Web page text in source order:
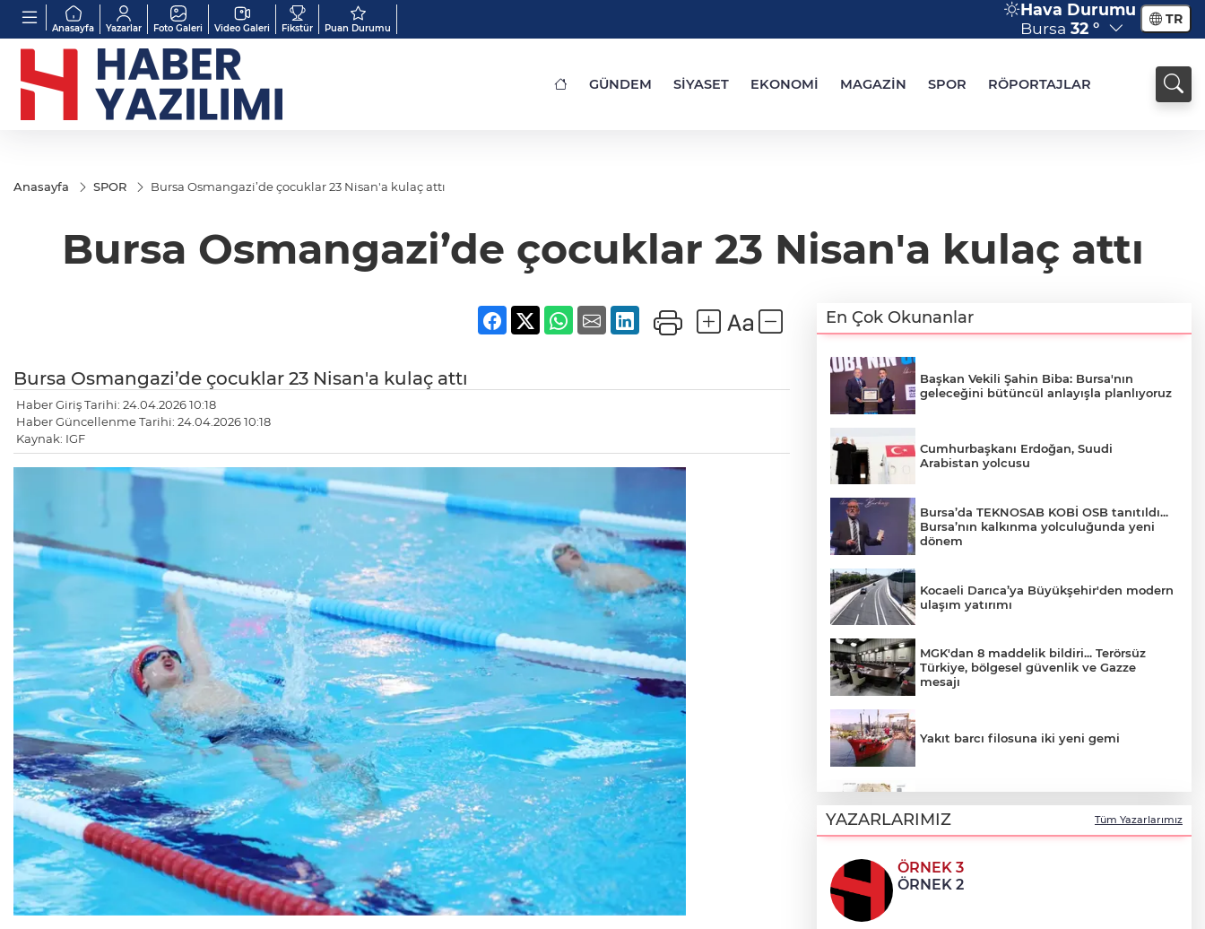
Anasayfa Yazarlar Foto Galeri Video Galeri Fikstür Puan Durumu
Hava Durumu
Bursa 32 ° TR
GÜNDEM SİYASET EKONOMİ MAGAZİN SPOR RÖPORTAJLAR
Anasayfa SPOR Bursa Osmangazi’de çocuklar 23 Nisan'a kulaç attı
Bursa Osmangazi’de çocuklar 23 Nisan'a kulaç attı
Bursa Osmangazi’de çocuklar 23 Nisan'a kulaç attı
Haber Giriş Tarihi: 24.04.2026 10:18
Haber Güncellenme Tarihi: 24.04.2026 10:18
Kaynak: IGF
En Çok Okunanlar
Başkan Vekili Şahin Biba: Bursa'nın
geleceğini bütüncül anlayışla planlıyoruz
Cumhurbaşkanı Erdoğan, Suudi
Arabistan yolcusu
Bursa’da TEKNOSAB KOBİ OSB tanıtıldı...
Bursa’nın kalkınma yolculuğunda yeni
dönem
Kocaeli Darıca’ya Büyükşehir'den modern
ulaşım yatırımı
MGK'dan 8 maddelik bildiri... Terörsüz
Türkiye, bölgesel güvenlik ve Gazze
mesajı
Yakıt barcı filosuna iki yeni gemi
tek platformda
Türkiye ile Vietnam arasında 'hava'da
yeni dönem... Sefer kapasitesi artırıldı
YAZARLARIMIZ Tüm Yazarlarımız
ÖRNEK 3
ÖRNEK 2